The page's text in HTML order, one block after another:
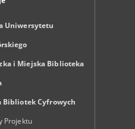
Uniwersytetu
i Miejska Biblioteka
Bibliotek Cyfrowych
Projektu